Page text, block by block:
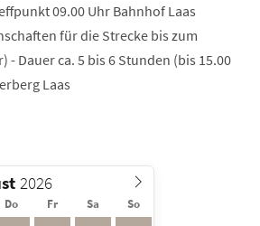
09.00 Uhr Bahnhof Laas
für die Strecke bis zum
Dauer ca. 5 bis 6 Stunden (bis 15.00
Laas
Do Fr Sa So